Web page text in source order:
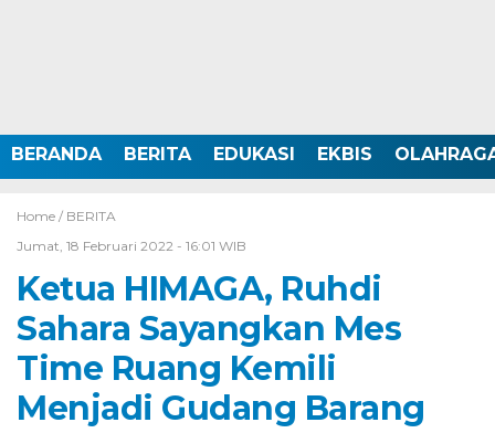
BERANDA BERITA EDUKASI EKBIS
Home / BERITA
Jumat, 18 Februari 2022 - 16:01 WIB
Ketua HIMAGA, Ruhdi
Sahara Sayangkan Mes
Time Ruang Kemili
Menjadi Gudang Barang